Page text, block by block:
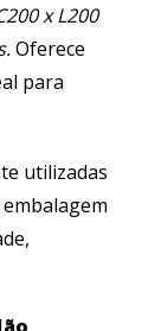
x L200
Oferece
para
utilizadas